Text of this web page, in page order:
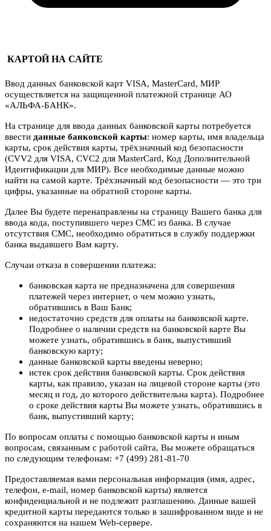
КАРТОЙ НА САЙТЕ
Ввод данных банковской карт VISA, MasterCard, МИР
осуществляется на защищенной платежной странице АО
«АЛЬФА-БАНК».
На странице для ввода данных банковской карты потребуется
ввести данные банковской карты: номер карты, имя владельца
карты, срок действия карты, трёхзначный код безопасности
(CVV2 для VISA, CVC2 для MasterCard, Код Дополнительной
Идентификации для МИР). Все необходимые данные можно
найти на самой карте. Трёхзначный код безопасности — это три
цифры, указанные на обратной стороне карты.
Далее Вы будете перенаправлены на страницу Вашего банка для
ввода кода, поступившего через СМС из банка. В случае
отсутствия СМС, необходимо обратиться в службу поддержки
банка выдавшего Вам карту.
Случаи отказа в совершении платежа:
банковская карта не предназначена для совершения
платежей через интернет, о чем можно узнать,
обратившись в Ваш Банк;
недостаточно средств для оплаты на банковской карте.
Подробнее о наличии средств на банковской карте Вы
можете узнать, обратившись в банк, выпустивший
банковскую карту;
данные банковской карты введены неверно;
истек срок действия банковской карты. Срок действия
карты, как правило, указан на лицевой стороне карты (это
месяц и год, до которого действительна карта). Подробнее
о сроке действия карты Вы можете узнать, обратившись в
банк, выпустивший карту;
По вопросам оплаты с помощью банковской карты и иным
вопросам, связанным с работой сайта, Вы можете обращаться
по следующим телефонам: +7 (499) 281-81-70
Предоставляемая вами персональная информация (имя, адрес,
телефон, e-mail, номер банковской карты) является
конфиденциальной и не подлежит разглашению. Данные вашей
кредитной карты передаются только в зашифрованном виде и не
сохраняются на нашем Web-сервере.